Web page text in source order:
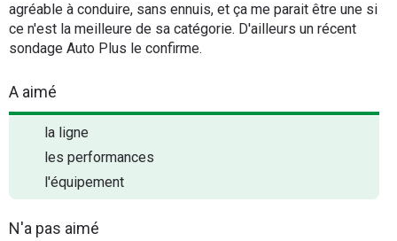
agréable à conduire, sans ennuis, et ça me parait être une si
ce n'est la meilleure de sa catégorie. D'ailleurs un récent
sondage Auto Plus le confirme.
A aimé
la ligne
les performances
l'équipement
N'a pas aimé